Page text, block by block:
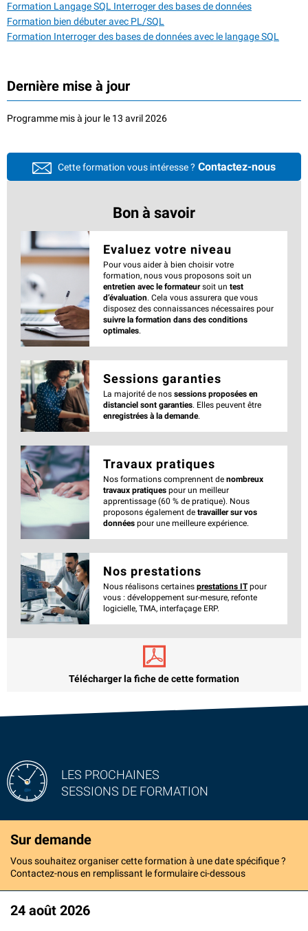
Formation Langage SQL Interroger des bases de données
Formation bien débuter avec PL/SQL
Formation Interroger des bases de données avec le langage SQL
Dernière mise à jour
Programme mis à jour le 13 avril 2026
Cette formation vous intéresse ? Contactez-nous
Bon à savoir
Evaluez votre niveau
Pour vous aider à bien choisir votre
formation, nous vous proposons soit un
entretien avec le formateursoit un test
d’évaluation. Cela vous assurera que vous
disposez des connaissances nécessaires pour
suivre la formation dans des conditions
optimales.
Sessions garanties
La majorité de nos sessions proposées en
distanciel sont garanties. Elles peuvent être
enregistrées à la demande.
Travaux pratiques
Nos formations comprennent de nombreux
travaux pratiques pour un meilleur
apprentissage (60 % de pratique). Nous
proposons également de travailler sur vos
données pour une meilleure expérience.
Nos prestations
Nous réalisons certaines prestations ITpour
vous : développement sur-mesure, refonte
logicielle, TMA, interfaçage ERP.
Télécharger la fiche de cette formation
LES PROCHAINES
SESSIONS DE FORMATION
Sur demande
Vous souhaitez organiser cette formation à une date spécifique ?
Contactez-nous en remplissant le formulaire ci-dessous
24 août 2026